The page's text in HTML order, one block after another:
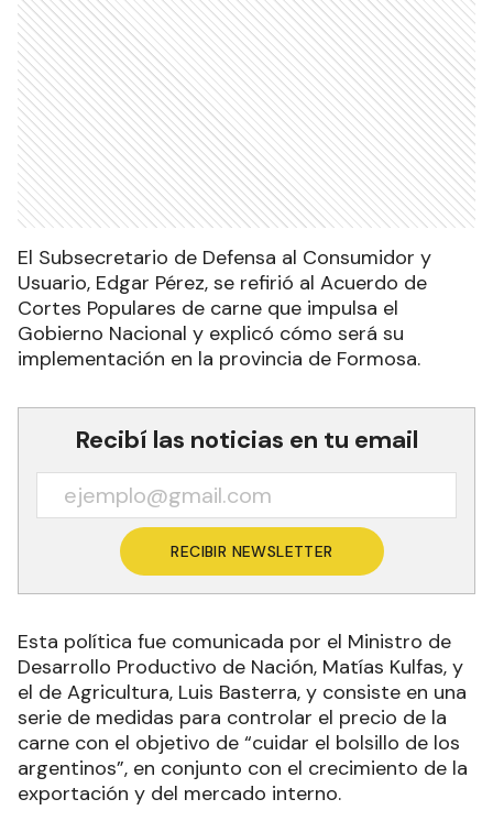
El Subsecretario de Defensa al Consumidor y
Usuario, Edgar Pérez, se refirió al Acuerdo de
Cortes Populares de carne que impulsa el
Gobierno Nacional y explicó cómo será su
implementación en la provincia de Formosa.
Recibí las noticias en tu email
RECIBIR NEWSLETTER
Esta política fue comunicada por el Ministro de
Desarrollo Productivo de Nación, Matías Kulfas, y
el de Agricultura, Luis Basterra, y consiste en una
serie de medidas para controlar el precio de la
carne con el objetivo de “cuidar el bolsillo de los
argentinos”, en conjunto con el crecimiento de la
exportación y del mercado interno.